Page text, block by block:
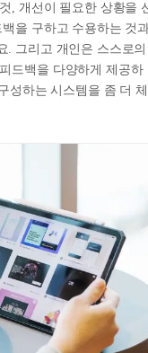
, 개선이 필요한 상황을
을 구하고 수용하는 것
. 그리고 개인은 스스로의
드백을 다양하게 제공하
성하는 시스템을 좀 더 체